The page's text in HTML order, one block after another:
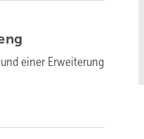
einer Erweiterung